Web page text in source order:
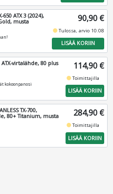
650 ATX 3 (2024),
musta
90,90 €
fiber_manual_recordTulossa, arvio 10.08
LISÄÄ KORIIN
ATX-virtalähde, 80 plus
kokoonpanosi
114,90 €
fiber_manual_recordToimittajilla
LISÄÄ KORIIN
TX-700,
80+ Titanium, musta
284,90 €
fiber_manual_recordToimittajilla
LISÄÄ KORIIN